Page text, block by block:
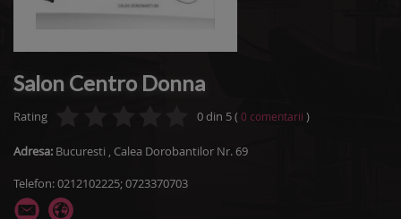
Salon Centro Donna
Rating 0din 5( 0 comentarii )
Adresa: Bucuresti , Calea Dorobantilor Nr. 69
Telefon: 0212102225; 0723370703